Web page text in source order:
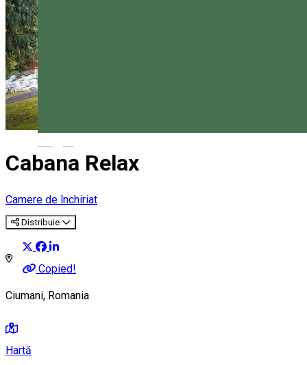
Cabana Relax
Camere de închiriat
Distribuie
Copied!
Ciumani, Romania
Hartă